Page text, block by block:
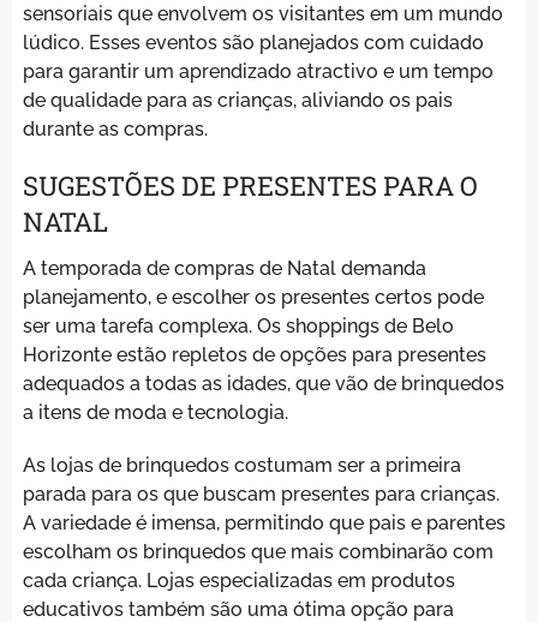
sensoriais que envolvem os visitantes em um mundo
lúdico. Esses eventos são planejados com cuidado
para garantir um aprendizado atractivo e um tempo
de qualidade para as crianças, aliviando os pais
durante as compras.
SUGESTÕES DE PRESENTES PARA O
NATAL
A temporada de compras de Natal demanda
planejamento, e escolher os presentes certos pode
ser uma tarefa complexa. Os shoppings de Belo
Horizonte estão repletos de opções para presentes
adequados a todas as idades, que vão de brinquedos
a itens de moda e tecnologia.
As lojas de brinquedos costumam ser a primeira
parada para os que buscam presentes para crianças.
A variedade é imensa, permitindo que pais e parentes
escolham os brinquedos que mais combinarão com
cada criança. Lojas especializadas em produtos
educativos também são uma ótima opção para